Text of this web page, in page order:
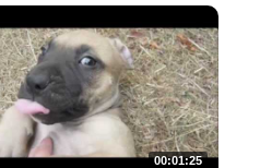
00:01:25